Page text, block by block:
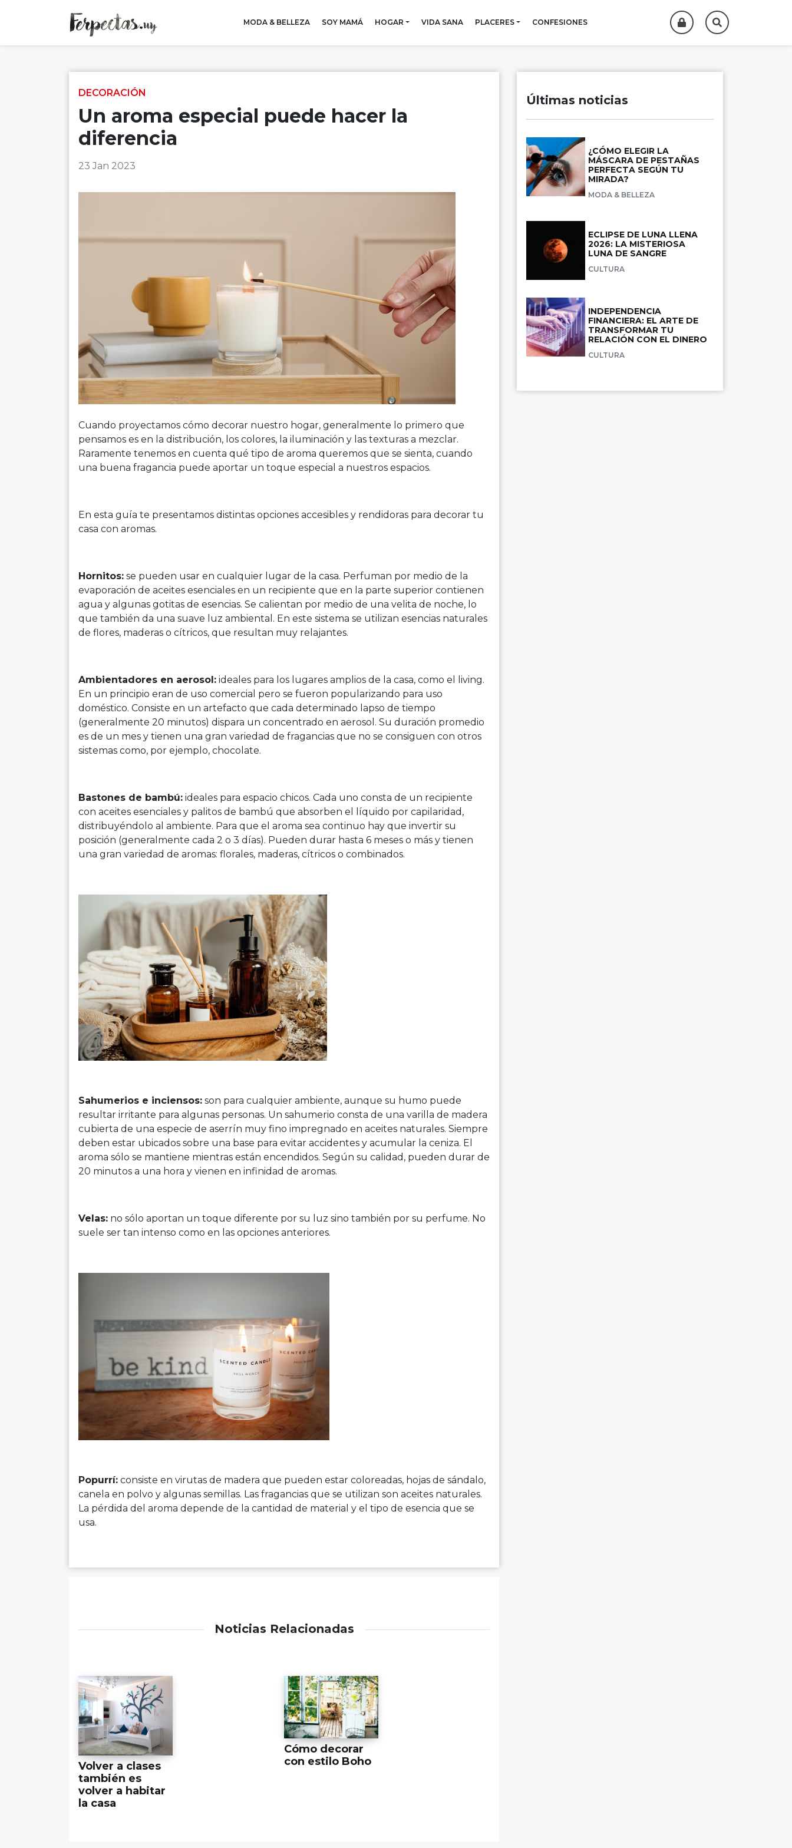
MODA & BELLEZA SOY MAMÁ HOGAR VIDA SANA PLACERES CONFESIONES
DECORACIÓN
Un aroma especial puede hacer la
diferencia
23 Jan 2023
Cuando proyectamos cómo decorar nuestro hogar, generalmente lo primero que
pensamos es en la distribución, los colores, la iluminación y las texturas a mezclar.
Raramente tenemos en cuenta qué tipo de aroma queremos que se sienta, cuando
una buena fragancia puede aportar un toque especial a nuestros espacios.
En esta guía te presentamos distintas opciones accesibles y rendidoras para decorar tu
casa con aromas.
Hornitos: se pueden usar en cualquier lugar de la casa. Perfuman por medio de la
evaporación de aceites esenciales en un recipiente que en la parte superior contienen
agua y algunas gotitas de esencias. Se calientan por medio de una velita de noche, lo
que también da una suave luz ambiental. En este sistema se utilizan esencias naturales
de flores, maderas o cítricos, que resultan muy relajantes.
Ambientadores en aerosol: ideales para los lugares amplios de la casa, como el living.
En un principio eran de uso comercial pero se fueron popularizando para uso
doméstico. Consiste en un artefacto que cada determinado lapso de tiempo
(generalmente 20 minutos) dispara un concentrado en aerosol. Su duración promedio
es de un mes y tienen una gran variedad de fragancias que no se consiguen con otros
sistemas como, por ejemplo, chocolate.
Bastones de bambú: ideales para espacio chicos. Cada uno consta de un recipiente
con aceites esenciales y palitos de bambú que absorben el líquido por capilaridad,
distribuyéndolo al ambiente. Para que el aroma sea continuo hay que invertir su
posición (generalmente cada 2 o 3 días). Pueden durar hasta 6 meses o más y tienen
una gran variedad de aromas: florales, maderas, cítricos o combinados.
Sahumerios e inciensos: son para cualquier ambiente, aunque su humo puede
resultar irritante para algunas personas. Un sahumerio consta de una varilla de madera
cubierta de una especie de aserrín muy fino impregnado en aceites naturales. Siempre
deben estar ubicados sobre una base para evitar accidentes y acumular la ceniza. El
aroma sólo se mantiene mientras están encendidos. Según su calidad, pueden durar de
20 minutos a una hora y vienen en infinidad de aromas.
Velas: no sólo aportan un toque diferente por su luz sino también por su perfume. No
suele ser tan intenso como en las opciones anteriores.
Popurrí: consiste en virutas de madera que pueden estar coloreadas, hojas de sándalo,
canela en polvo y algunas semillas. Las fragancias que se utilizan son aceites naturales.
La pérdida del aroma depende de la cantidad de material y el tipo de esencia que se
usa.
Noticias Relacionadas
Volver a clases
también es
volver a habitar
la casa
Cómo decorar
con estilo Boho
Últimas noticias
¿CÓMO ELEGIR LA
MÁSCARA DE PESTAÑAS
PERFECTA SEGÚN TU
MIRADA?
MODA & BELLEZA
ECLIPSE DE LUNA LLENA
2026: LA MISTERIOSA
LUNA DE SANGRE
CULTURA
INDEPENDENCIA
FINANCIERA: EL ARTE DE
TRANSFORMAR TU
RELACIÓN CON EL DINERO
CULTURA